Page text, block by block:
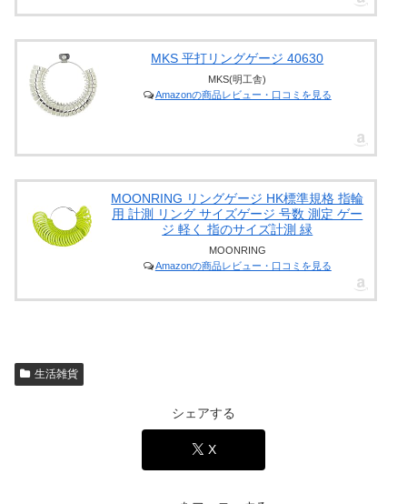
MKS 平打リングゲージ 40630
MKS(明工舎)
Amazonの商品レビュー・口コミを見る
MOONRING リングゲージ HK標準規格 指輪
用 計測 リング サイズゲージ 号数 測定 ゲー
ジ 軽く 指のサイズ計測 緑
MOONRING
Amazonの商品レビュー・口コミを見る
生活雑貨
シェアする
X